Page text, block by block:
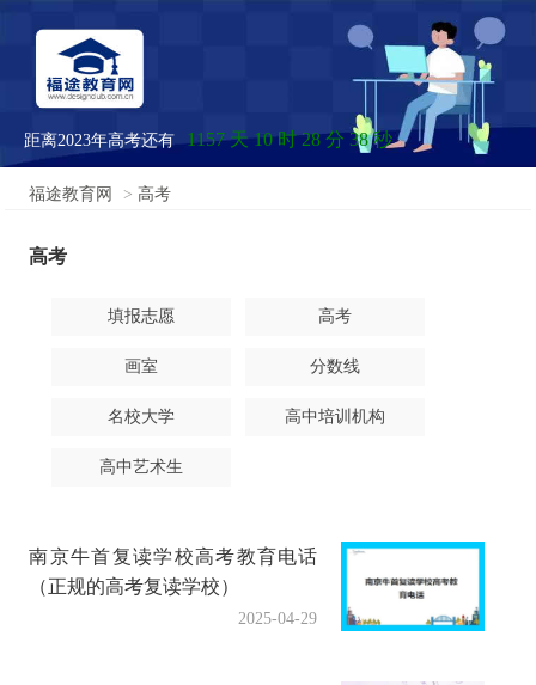
距离2023年高考还有 1157 天 10 时 28 分 38 秒
福途教育网 > 高考
高考
填报志愿 高考
画室 分数线
名校大学 高中培训机构
高中艺术生
南京牛首复读学校高考教育电话
（正规的高考复读学校）
2025-04-29